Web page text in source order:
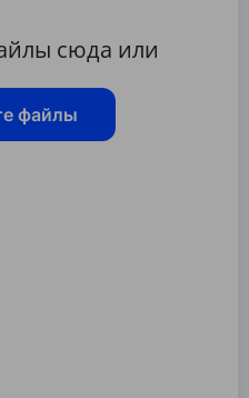
сюда или
файлы